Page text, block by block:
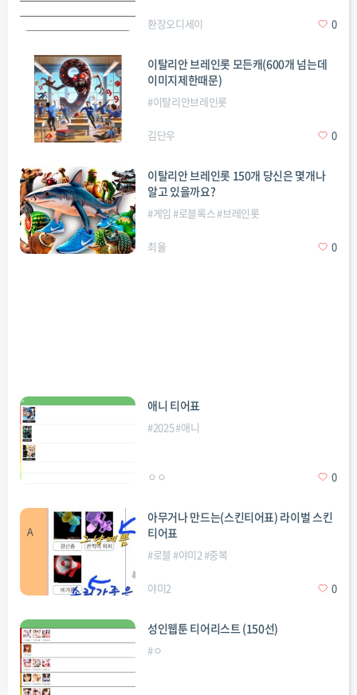
환장오디세이 0
이탈리안 브레인롯 모든캐(600개 넘는데
이미지제한때문)
#이탈리안브레인롯
김단우 0
이탈리안 브레인롯 150개 당신은 몇개나
알고 있을까요?
#게임 #로블록스#브레인롯
최율 0
애니 티어표
#2025#애니
ㅇㅇ 0
아무거나 만드는(스킨티어표) 라이벌 스킨
티어표
#로블#야미2#중복
야미2 0
성인웹툰 티어리스트 (150선)
#ㅇ